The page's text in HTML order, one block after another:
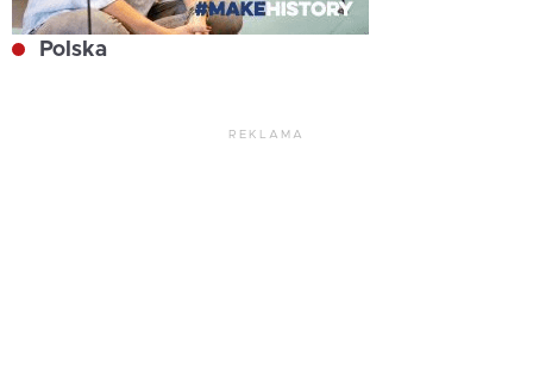
Polska
REKLAMA